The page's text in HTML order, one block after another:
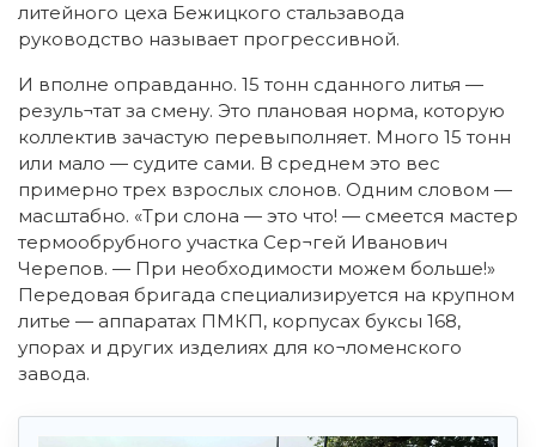
литейного цеха Бежицкого стальзавода
руководство называет прогрессивной.
И вполне оправданно. 15 тонн сданного литья —
резуль¬тат за смену. Это плановая норма, которую
коллектив зачастую перевыполняет. Много 15 тонн
или мало — судите сами. В среднем это вес
примерно трех взрослых слонов. Одним словом —
масштабно. «Три слона — это что! — смеется мастер
термообрубного участка Сер¬гей Иванович
Черепов. — При необходимости можем больше!»
Передовая бригада специализируется на крупном
литье — аппаратах ПМКП, корпусах буксы 168,
упорах и других изделиях для ко¬ломенского
завода.